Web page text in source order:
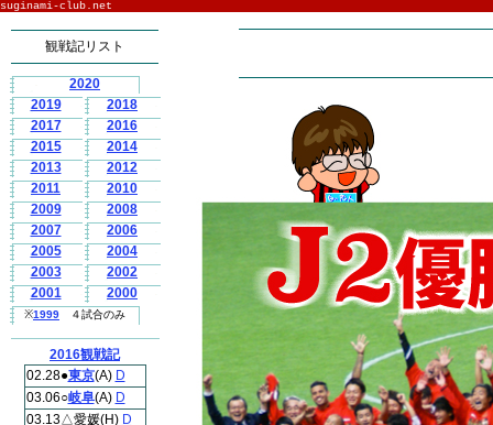
suginami-club.net
観戦記リスト
2020
2019
2018
2017
2016
2015
2014
2013
2012
2011
2010
2009
2008
2007
2006
2005
2004
2003
2002
2001
2000
※1999 ４試合のみ
2016観戦記
02.28●東京(A) D
03.06○岐阜(A) D
03.13△愛媛(H) D